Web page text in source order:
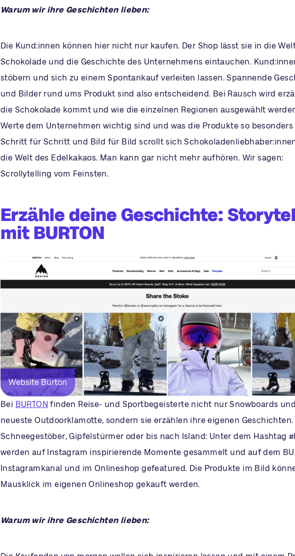
Warum wir ihre Geschichten lieben:
Die Kund:innen können hier nicht nur kaufen. Der Shop lässt sie in die
Schokolade und die Geschichte des Unternehmens eintauchen.
stöbern und sich zu einem Spontankauf verleiten lassen. Spannende
und Bilder rund ums Produkt sind also entscheidend. Bei Rausch wird
die Schokolade kommt und wie die einzelnen Regionen ausgewählt
Werte dem Unternehmen wichtig sind und was die Produkte so
Schritt für Schritt und Bild für Bild scrollt sich
die Welt des Edelkakaos. Man kann gar nicht mehr aufhören. Wir sagen:
Scrollytelling vom Feinsten.
Erzähle deine Geschichte:
mit BURTON
Website Burton
Bei BURTON finden Reise- und Sportbegeisterte nicht nur Snowboards
neueste Outdoorklamotte, sondern sie erzählen ihre eigenen Geschichten.
Schneegestöber, Gipfelstürmer oder bis nach Island: Unter dem Hashtag
werden auf Instagram inspirierende Momente gesammelt und auf dem
Instagramkanal und im Onlineshop gefeatured. Die Produkte im Bild
Mausklick im eigenen Onlineshop gekauft werden.
Warum wir ihre Geschichten lieben: